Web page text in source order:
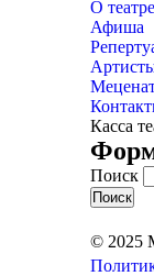
О театре
Афиша
Касса
Поиск
© 2025